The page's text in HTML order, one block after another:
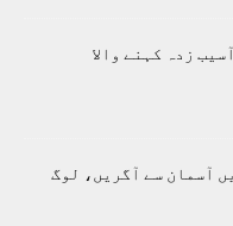
زدہ کہنے والا
آسمان سے آگریں، لوگ